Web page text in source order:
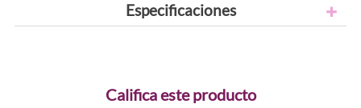
Especificaciones
Califica este producto